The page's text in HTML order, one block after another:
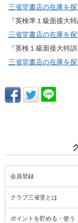
三省堂書店の在庫を探
『英検準１級面接大
三省堂書店の在庫を探
『英検１級面接大特
三省堂書店の在庫を探
会員登録
クラブ三省堂とは
ポイントを貯める・使う